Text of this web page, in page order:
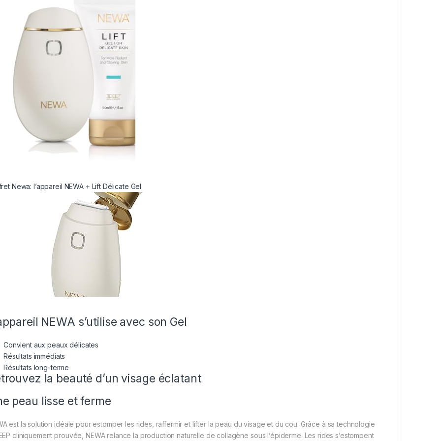
Newa: l’appareil NEWA + Lift Délicate Gel
NEWA s’utilise avec son Gel
Convient aux peaux délicates
Résultats immédiats
Résultats long-terme
la beauté d’un visage éclatant
peau lisse et ferme
est la solution idéale pour estomper les rides, raffermir et lifter la peau du visage et du cou. Grâce à sa technologie
cliniquement prouvée, NEWA relance la production naturelle de collagène sous l’épiderme. Les rides s’estompent